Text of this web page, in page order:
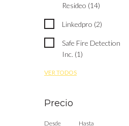
Resideo (14)
Linkedpro (2)
Safe Fire Detection
Inc. (1)
VER TODOS
Precio
Desde Hasta